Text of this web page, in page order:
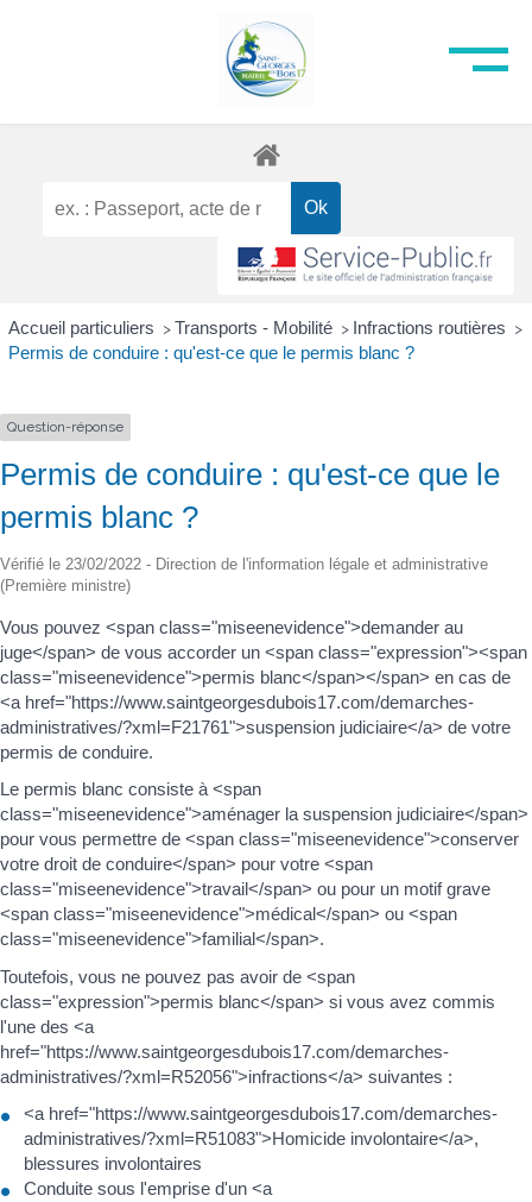
Accueil particuliers > Transports - Mobilité > Infractions routières >
Permis de conduire : qu'est-ce que le permis blanc ?
Question-réponse
Permis de conduire : qu'est-ce que le
permis blanc ?
Vérifié le 23/02/2022 - Direction de l'information légale et administrative
(Première ministre)
Vous pouvez <span class="miseenevidence">demander au
juge</span> de vous accorder un <span class="expression"><span
class="miseenevidence">permis blanc</span></span> en cas de
<a href="https://www.saintgeorgesdubois17.com/demarches-
administratives/?xml=F21761">suspension judiciaire</a> de votre
permis de conduire.
Le permis blanc consiste à <span
class="miseenevidence">aménager la suspension judiciaire</span>
pour vous permettre de <span class="miseenevidence">conserver
votre droit de conduire</span> pour votre <span
class="miseenevidence">travail</span> ou pour un motif grave
<span class="miseenevidence">médical</span> ou <span
class="miseenevidence">familial</span>.
Toutefois, vous ne pouvez pas avoir de <span
class="expression">permis blanc</span> si vous avez commis
l'une des <a
href="https://www.saintgeorgesdubois17.com/demarches-
administratives/?xml=R52056">infractions</a> suivantes :
<a href="https://www.saintgeorgesdubois17.com/demarches-
administratives/?xml=R51083">Homicide involontaire</a>,
blessures involontaires
Conduite sous l'emprise d'un <a